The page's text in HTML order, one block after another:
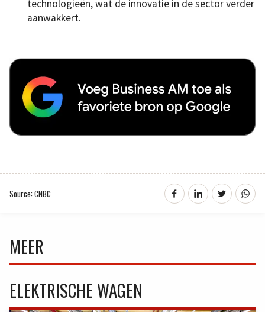
technologieën, wat de innovatie in de sector verder
aanwakkert.
Source: CNBC
MEER
ELEKTRISCHE WAGEN